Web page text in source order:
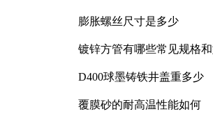
膨胀螺丝尺寸是多少
镀锌方管有哪些常见规格
D400球墨铸铁井盖重多少
覆膜砂的耐高温性能如何